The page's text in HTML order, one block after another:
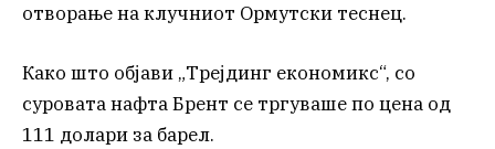
отворање на клучниот Ормутски теснец.
Како што објави „Трејдинг економикс“, со
суровата нафта Брент се тргуваше по цена од
111 долари за барел.